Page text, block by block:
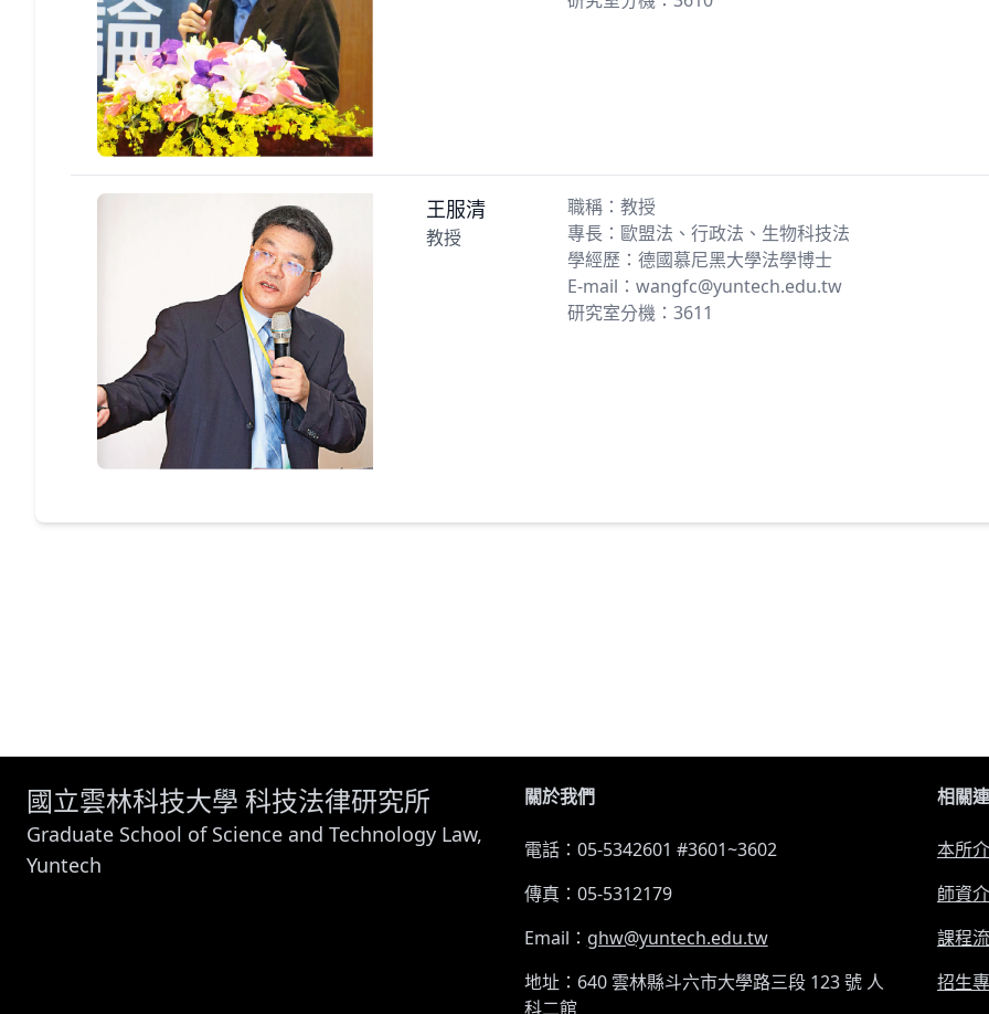
王服清
教授
職稱：教授
專長：歐盟法、行政法、生物科技法
學經歷：德國慕尼黑大學法學博士
E-mail：wangfc@yuntech.edu.tw
研究室分機：3611
國立雲林科技大學 科技法律研究所
Graduate School of Science and Technology Law,
Yuntech
關於我們
電話：05-5342601 #3601~3602
傳真：05-5312179
Email： ghw@yuntech.edu.tw
地址：640 雲林縣斗六市大學路三段 123 號 人
科二館
相關
本所
師資
課程
招生